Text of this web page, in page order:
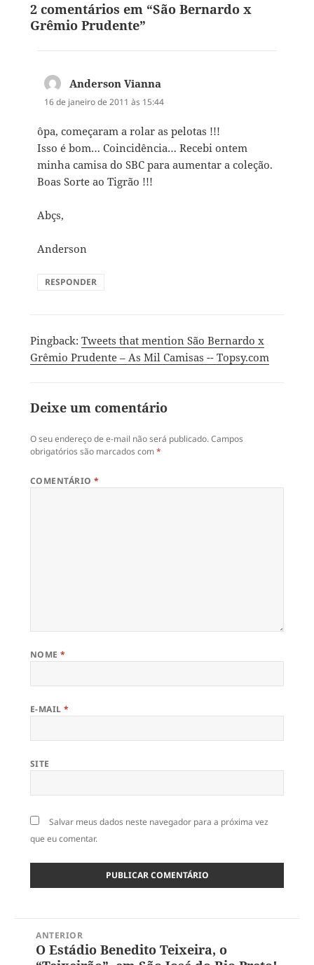
2 comentários em “São Bernardo x
Grêmio Prudente”
Anderson Viannadisse:
16 de janeiro de 2011 às 15:44
ôpa, começaram a rolar as pelotas !!!
Isso é bom… Coincidência… Recebi ontem
minha camisa do SBC para aumentar a coleção.
Boas Sorte ao Tigrão !!!
Abçs,
Anderson
RESPONDER
Pingback: Tweets that mention São Bernardo x
Grêmio Prudente – As Mil Camisas -- Topsy.com
Deixe um comentário
O seu endereço de e-mail não será publicado.Campos
obrigatórios são marcados com*
COMENTÁRIO*
NOME*
E-MAIL*
SITE
Salvar meus dados neste navegador para a próxima vez
que eu comentar.
ANTERIOR
Post
O Estádio Benedito Teixeira, o